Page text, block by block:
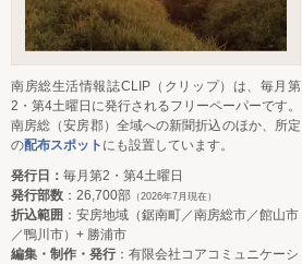
南房総生活情報誌CLIP（クリップ）は、毎月第
2・第4土曜日に発行されるフリーペーパーです。
南房総（安房郡）全域への新聞折込のほか、所定
の配布スポット にも設置しています。
発行日： 毎月第2・第4土曜日
発行部数 ：26,700部 （2026年7月現在）
折込範囲 ：安房地域（鋸南町／南房総市／館山市
／鴨川市）+ 勝浦市
編集・制作・発行：有限会社コアコミュニケーシ